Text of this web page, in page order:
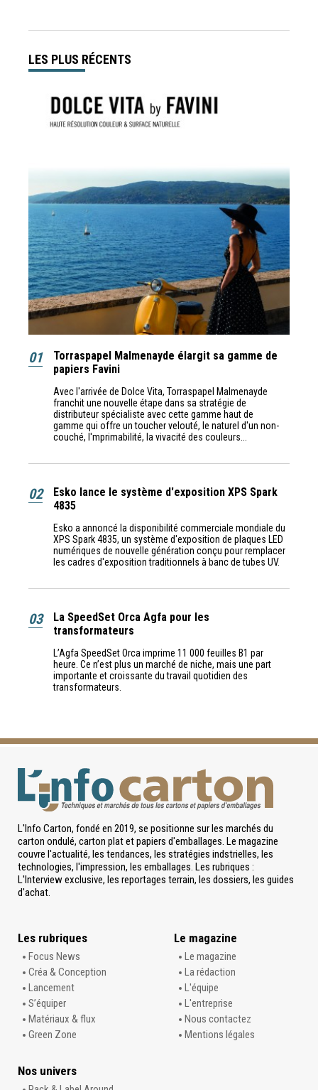
LES PLUS RÉCENTS
01
Torraspapel Malmenayde élargit sa gamme de
papiers Favini
Avec l'arrivée de Dolce Vita, Torraspapel Malmenayde
franchit une nouvelle étape dans sa stratégie de
distributeur spécialiste avec cette gamme haut de
gamme qui offre un toucher velouté, le naturel d'un non-
couché, l'mprimabilité, la vivacité des couleurs...
02
Esko lance le système d'exposition XPS Spark
4835
Esko a annoncé la disponibilité commerciale mondiale du
XPS Spark 4835, un système d'exposition de plaques LED
numériques de nouvelle génération conçu pour remplacer
les cadres d'exposition traditionnels à banc de tubes UV.
03
La SpeedSet Orca Agfa pour les
transformateurs
L’Agfa SpeedSet Orca imprime 11 000 feuilles B1 par
heure. Ce n’est plus un marché de niche, mais une part
importante et croissante du travail quotidien des
transformateurs.
L'Info Carton, fondé en 2019, se positionne sur les marchés du
carton ondulé, carton plat et papiers d'emballages. Le magazine
couvre l'actualité, les tendances, les stratégies indstrielles, les
technologies, l'impression, les emballages. Les rubriques :
L'Interview exclusive, les reportages terrain, les dossiers, les guides
d'achat.
Les rubriques
Focus News
Créa & Conception
Lancement
S’équiper
Matériaux & flux
Green Zone
Le magazine
Le magazine
La rédaction
L'équipe
L'entreprise
Nous contactez
Mentions légales
Nos univers